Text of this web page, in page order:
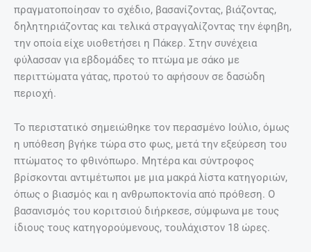
πραγματοποίησαν το σχέδιο, βασανίζοντας, βιάζοντας,
δηλητηριάζοντας και τελικά στραγγαλίζοντας την έφηβη,
την οποία είχε υιοθετήσει η Πάκερ. Στην συνέχεια
φύλασσαν για εβδομάδες το πτώμα με σάκο με
περιττώματα γάτας, προτού το αφήσουν σε δασώδη
περιοχή.
Το περιστατικό σημειώθηκε τον περασμένο Ιούλιο, όμως
η υπόθεση βγήκε τώρα στο φως, μετά την εξεύρεση του
πτώματος το φθινόπωρο. Μητέρα και σύντροφος
βρίσκονται αντιμέτωποι με μια μακρά λίστα κατηγοριών,
όπως ο βιασμός και η ανθρωποκτονία από πρόθεση. Ο
βασανισμός του κοριτσιού διήρκεσε, σύμφωνα με τους
ίδιους τους κατηγορούμενους, τουλάχιστον 18 ώρες.